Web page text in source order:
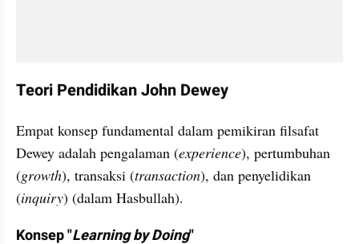
Teori Pendidikan John Dewey
Empat konsep fundamental dalam pemikiran filsafat
Dewey adalah pengalaman (experience), pertumbuhan
(growth), transaksi (transaction), dan penyelidikan
(inquiry) (dalam Hasbullah).
Konsep "Learning by Doing"